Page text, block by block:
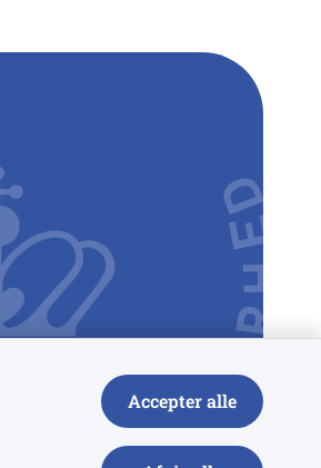
Accepter alle